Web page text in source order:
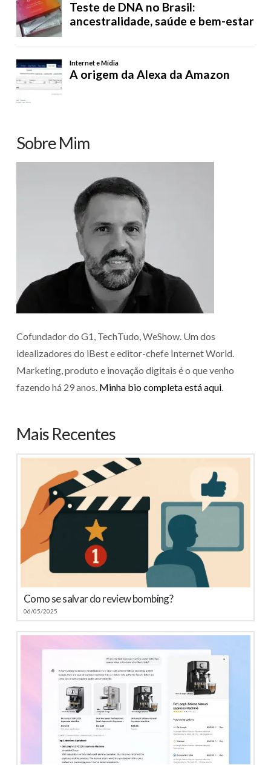
Sobre Mim
Cofundador do G1, TechTudo, WeShow. Um dos
idealizadores do iBest e editor-chefe Internet World.
Marketing, produto e inovação digitais é o que venho
fazendo há 29 anos. Minha bio completa está aqui.
Mais Recentes
Como se salvar do review bombing?
06/05/2025